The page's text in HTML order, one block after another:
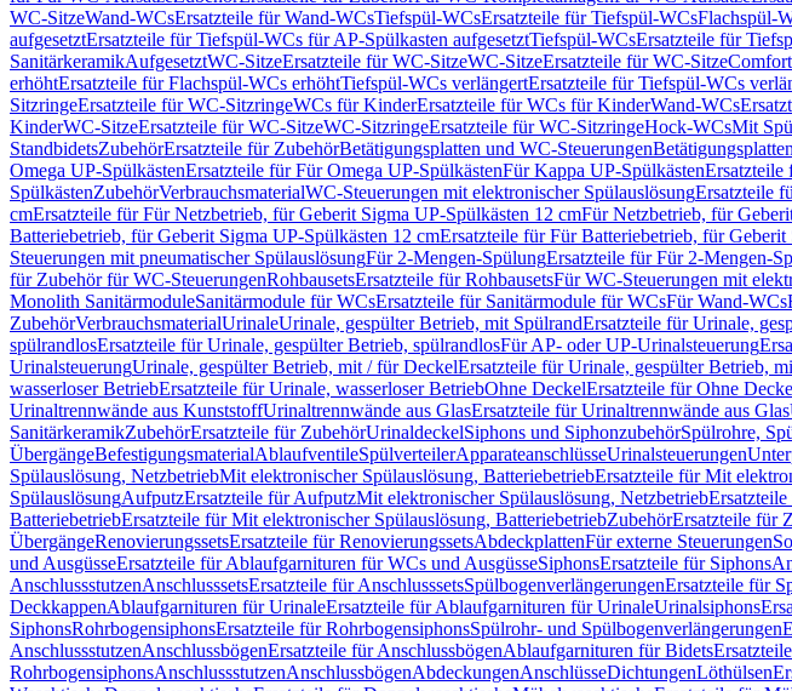
WC-SitzeWand-WCsErsatzteile für Wand-WCsTiefspül-WCsErsatzteile für Tiefspül-WCsFlachspül-
aufgesetztErsatzteile für Tiefspül-WCs für AP-Spülkasten aufgesetztTiefspül-WCsErsatzteile für
SanitärkeramikAufgesetztWC-SitzeErsatzteile für WC-SitzeWC-SitzeErsatzteile für WC-Sitze
erhöhtErsatzteile für Flachspül-WCs erhöhtTiefspül-WCs verlängertErsatzteile für Tiefspül-WCs
SitzringeErsatzteile für WC-SitzringeWCs für KinderErsatzteile für WCs für KinderWand-WCs
KinderWC-SitzeErsatzteile für WC-SitzeWC-SitzringeErsatzteile für WC-SitzringeHock-WCsMit
StandbidetsZubehörErsatzteile für ZubehörBetätigungsplatten und WC-SteuerungenBetätigungsplatten
Omega UP-SpülkästenErsatzteile für Für Omega UP-SpülkästenFür Kappa UP-SpülkästenErsatzteile
SpülkästenZubehörVerbrauchsmaterialWC-Steuerungen mit elektronischer SpülauslösungErsatzteile
cmErsatzteile für Für Netzbetrieb, für Geberit Sigma UP-Spülkästen 12 cmFür Netzbetrieb, für
Batteriebetrieb, für Geberit Sigma UP-Spülkästen 12 cmErsatzteile für Für Batteriebetrieb, für
Steuerungen mit pneumatischer SpülauslösungFür 2-Mengen-SpülungErsatzteile für Für 2-Mengen-
für Zubehör für WC-SteuerungenRohbausetsErsatzteile für RohbausetsFür WC-Steuerungen mit
Monolith SanitärmoduleSanitärmodule für WCsErsatzteile für Sanitärmodule für WCsFür Wand-WCs
ZubehörVerbrauchsmaterialUrinaleUrinale, gespülter Betrieb, mit SpülrandErsatzteile für Urinale,
spülrandlosErsatzteile für Urinale, gespülter Betrieb, spülrandlosFür AP- oder UP-Urinalsteuerung
UrinalsteuerungUrinale, gespülter Betrieb, mit / für DeckelErsatzteile für Urinale, gespülter Betrieb,
wasserloser BetriebErsatzteile für Urinale, wasserloser BetriebOhne DeckelErsatzteile für Ohne
Urinaltrennwände aus KunststoffUrinaltrennwände aus GlasErsatzteile für Urinaltrennwände aus Glas
SanitärkeramikZubehörErsatzteile für ZubehörUrinaldeckelSiphons und SiphonzubehörSpülrohre,
ÜbergängeBefestigungsmaterialAblaufventileSpülverteilerApparateanschlüsseUrinalsteuerungen
Spülauslösung, NetzbetriebMit elektronischer Spülauslösung, BatteriebetriebErsatzteile für Mit
SpülauslösungAufputzErsatzteile für AufputzMit elektronischer Spülauslösung, Netzbetrieb
BatteriebetriebErsatzteile für Mit elektronischer Spülauslösung, BatteriebetriebZubehörErsatzteile für
ÜbergängeRenovierungssetsErsatzteile für RenovierungssetsAbdeckplattenFür externe Steuerungen
und AusgüsseErsatzteile für Ablaufgarnituren für WCs und AusgüsseSiphonsErsatzteile für Siphons
AnschlussstutzenAnschlusssetsErsatzteile für AnschlusssetsSpülbogenverlängerungenErsatzteile für
DeckkappenAblaufgarnituren für UrinaleErsatzteile für Ablaufgarnituren für UrinaleUrinalsiphons
SiphonsRohrbogensiphonsErsatzteile für RohrbogensiphonsSpülrohr- und Spülbogenverlängerungen
AnschlussstutzenAnschlussbögenErsatzteile für AnschlussbögenAblaufgarnituren für Bidets
RohrbogensiphonsAnschlussstutzenAnschlussbögenAbdeckungenAnschlüsseDichtungenLöthülsen